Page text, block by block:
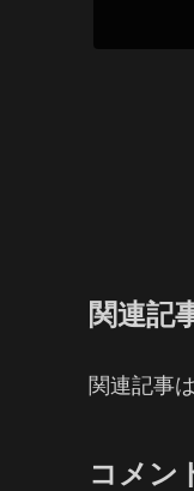
関連記
関連記事
コメン